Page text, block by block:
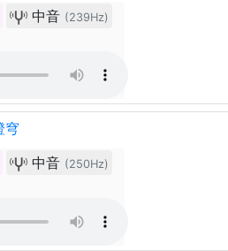
中音 (239Hz)
穹
中音 (250Hz)